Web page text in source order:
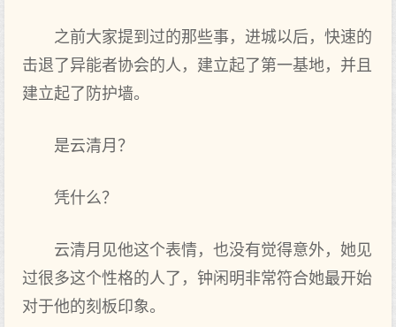
之前大家提到过的那些事，进城以后，快速的
击退了异能者协会的人，建立起了第一基地，并且
建立起了防护墙。
是云清月？
凭什么？
云清月见他这个表情，也没有觉得意外，她见
过很多这个性格的人了，钟闲明非常符合她最开始
对于他的刻板印象。